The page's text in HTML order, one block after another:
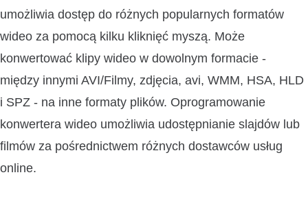
umożliwia dostęp do różnych popularnych formatów
wideo za pomocą kilku kliknięć myszą. Może
konwertować klipy wideo w dowolnym formacie -
między innymi AVI/Filmy, zdjęcia, avi, WMM, HSA, HLD
i SPZ - na inne formaty plików. Oprogramowanie
konwertera wideo umożliwia udostępnianie slajdów lub
filmów za pośrednictwem różnych dostawców usług
online.